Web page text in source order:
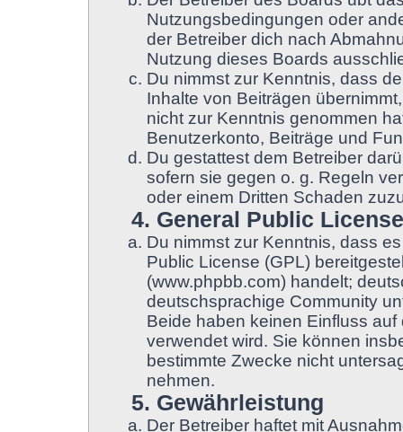
Nutzungsbedingungen oder
der Betreiber dich nach
Nutzung dieses Boards
Du nimmst zur Kenntnis, dass
Inhalte von Beiträgen
nicht zur Kenntnis genommen
Benutzerkonto, Beiträge und
Du gestattest dem Betreiber
sofern sie gegen o. g. Regeln
oder einem Dritten Schaden
4. General Public License
Du nimmst zur Kenntnis, dass
Public License (GPL)
(www.phpbb.com) handelt;
deutschsprachige Community
Beide haben keinen Einfluss
verwendet wird. Sie können
bestimmte Zwecke nicht
nehmen.
5. Gewährleistung
Der Betreiber haftet mit